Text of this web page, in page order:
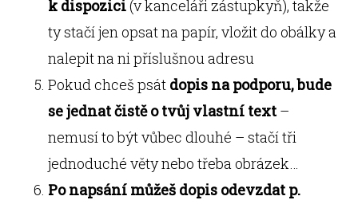
k dispozici(v kanceláři zástupkyň), takže
ty stačí jen opsat na papír, vložit do obálky a
nalepit na ni příslušnou adresu
Pokud chceš psát dopis na podporu, bude
se jednat čistě o tvůj vlastní text–
nemusí to být vůbec dlouhé – stačí tři
jednoduché věty nebo třeba obrázek…
Po napsání můžeš dopis odevzdat p.